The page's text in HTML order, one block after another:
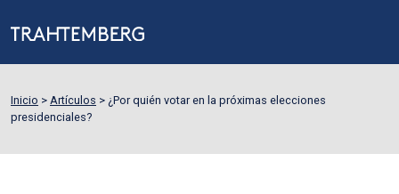
Inicio > Artículos > ¿Por quién votar en la próximas elecciones
presidenciales?